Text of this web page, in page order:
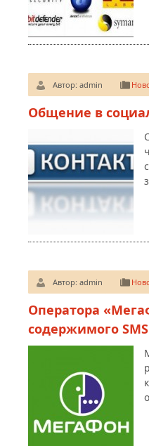
Автор: admin
Общение в
Автор: admin
Оператора
содержимого SMS